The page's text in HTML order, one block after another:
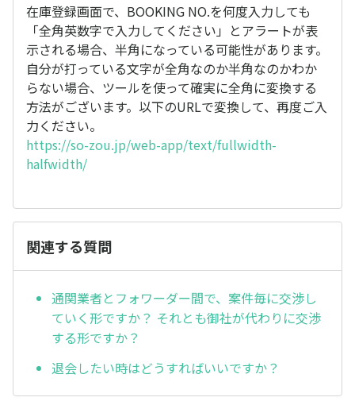
在庫登録画面で、BOOKING NO.を何度入力しても
「全角英数字で入力してください」とアラートが表
示される場合、半角になっている可能性があります。
自分が打っている文字が全角なのか半角なのかわか
らない場合、ツールを使って確実に全角に変換する
方法がございます。以下のURLで変換して、再度ご入
力ください。
https://so-zou.jp/web-app/text/fullwidth-
halfwidth/
関連する質問
通関業者とフォワーダー間で、案件毎に交渉し
ていく形ですか？ それとも御社が代わりに交渉
する形ですか？
退会したい時はどうすればいいですか？